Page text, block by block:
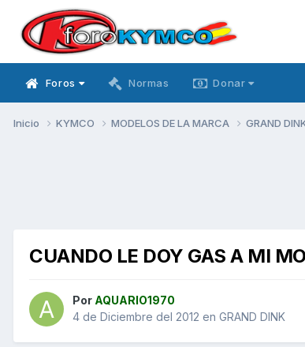
Foros Normas Donar
Inicio KYMCO MODELOS DE LA MARCA GRAND
CUANDO LE DOY GAS A MI
Por AQUARIO1970
4 de Diciembre del 2012 en GRAND DINK